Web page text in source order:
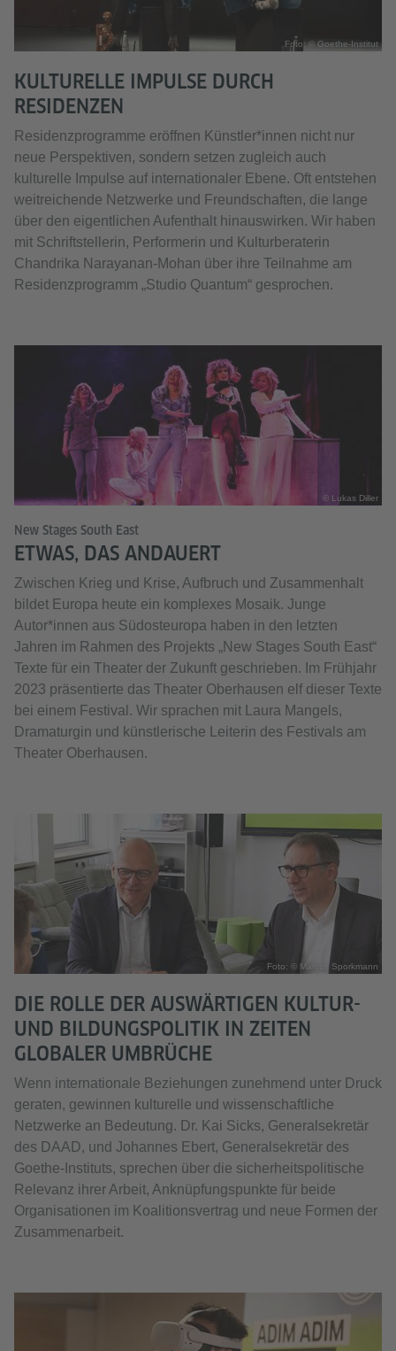
Foto: © Goethe-Institut
KULTURELLE IMPULSE DURCH
RESIDENZEN
Residenzprogramme eröffnen Künstler*innen nicht nur
neue Perspektiven, sondern setzen zugleich auch
kulturelle Impulse auf internationaler Ebene. Oft entstehen
weitreichende Netzwerke und Freundschaften, die lange
über den eigentlichen Aufenthalt hinauswirken. Wir haben
mit Schriftstellerin, Performerin und Kulturberaterin
Chandrika Narayanan-Mohan über ihre Teilnahme am
Residenzprogramm „Studio Quantum“ gesprochen.
© Lukas Diller
New Stages South East
ETWAS, DAS ANDAUERT
Zwischen Krieg und Krise, Aufbruch und Zusammenhalt
bildet Europa heute ein komplexes Mosaik. Junge
Autor*innen aus Südosteuropa haben in den letzten
Jahren im Rahmen des Projekts „New Stages South East“
Texte für ein Theater der Zukunft geschrieben. Im Frühjahr
2023 präsentierte das Theater Oberhausen elf dieser Texte
bei einem Festival. Wir sprachen mit Laura Mangels,
Dramaturgin und künstlerische Leiterin des Festivals am
Theater Oberhausen.
Foto: © Marcus Sporkmann
DIE ROLLE DER AUSWÄRTIGEN KULTUR-
UND BILDUNGSPOLITIK IN ZEITEN
GLOBALER UMBRÜCHE
Wenn internationale Beziehungen zunehmend unter Druck
geraten, gewinnen kulturelle und wissenschaftliche
Netzwerke an Bedeutung. Dr. Kai Sicks, Generalsekretär
des DAAD, und Johannes Ebert, Generalsekretär des
Goethe-Instituts, sprechen über die sicherheitspolitische
Relevanz ihrer Arbeit, Anknüpfungspunkte für beide
Organisationen im Koalitionsvertrag und neue Formen der
Zusammenarbeit.